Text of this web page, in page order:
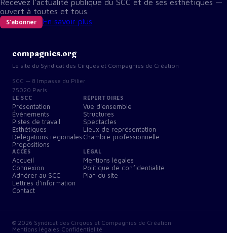
Recevez l'actualité publique du SCC et de ses esthétiques —
ouvert à toutes et tous.
S'abonner En savoir plus
compagnies.org
Le site du Syndicat des Cirques et Compagnies de Création
SCC — 8 Impasse du Pilier
75020 Paris
LE SCC
Présentation
Événements
Pistes de travail
Esthétiques
Délégations régionales
Propositions
RÉPERTOIRES
Vue d'ensemble
Structures
Spectacles
Lieux de représentation
Chambre professionnelle
ACCÈS
Accueil
Connexion
Adhérer au SCC
Lettres d'information
Contact
LÉGAL
Mentions légales
Politique de confidentialité
Plan du site
© 2026 Syndicat des Cirques et Compagnies de Création
Mentions légales Confidentialité